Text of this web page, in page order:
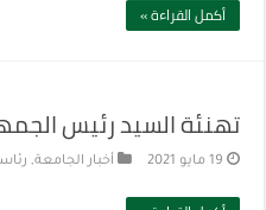
أكمل القراءة »
تهنئة السيد رئيس
19 مايو 2021 أخبار الجامعة,